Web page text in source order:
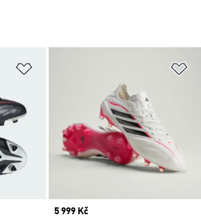
Price
5 999 Kč